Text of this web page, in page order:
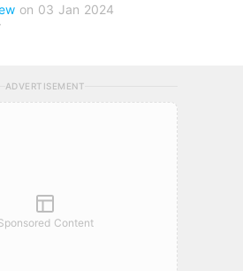
on 03 Jan 2024
ADVERTISEMENT
Content